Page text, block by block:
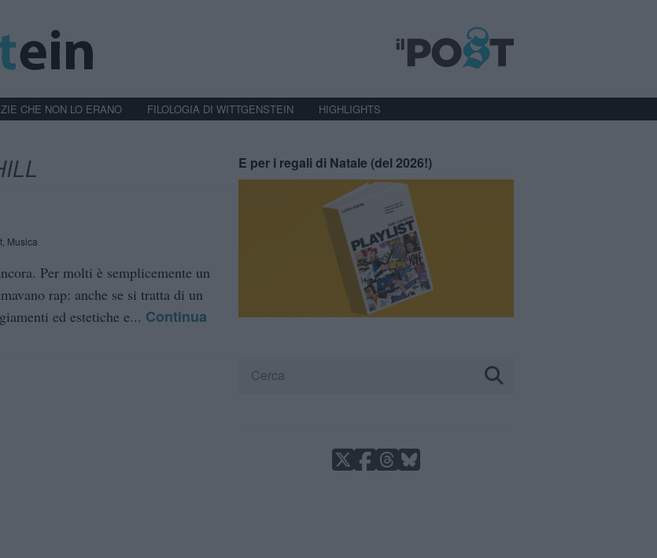
CHE NON LO ERANO FILOLOGIA DI WITTGENSTEIN HIGHLIGHTS
Musica
Per molti è semplicemente un
rap: anche se si tratta di un
ed estetiche e... Continua
E per i regali di Natale (del 2026!)